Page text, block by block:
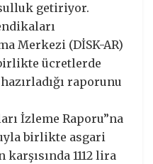
getiriyor.
Merkezi (DİSK-AR)
ücretlerde
raporunu
İzleme Raporu”na
birlikte asgari
1112 lira